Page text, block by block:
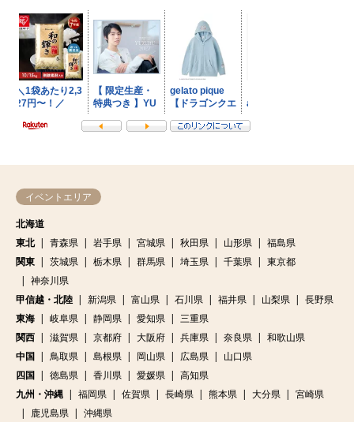
イベントエリア
北海道
東北
青森県 岩手県 宮城県 秋田県 山形県
福島県
関東
茨城県 栃木県 群馬県 埼玉県 千葉県
東京都
神奈川県
甲信越・北陸
新潟県 富山県 石川県 福井県 山梨県
長野県
東海
岐阜県 静岡県 愛知県
三重県
関西
滋賀県 京都府 大阪府 兵庫県 奈良県
和歌山県
中国
鳥取県 島根県 岡山県 広島県
山口県
四国
徳島県 香川県 愛媛県
高知県
九州・沖縄
福岡県 佐賀県 長崎県 熊本県 大分県
宮崎県
鹿児島県
沖縄県